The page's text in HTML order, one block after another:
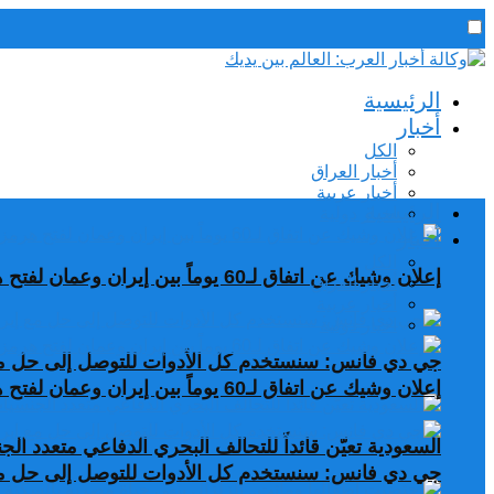
رئيس التحرير / د. اسماعيل الجنابي
الخميس,6 أغسطس, 2026الرئيسية
أخبار
الكل
أخبار العراق
أخبار عربية
إعلان وشيك عن اتفاق لـ60 يوماً بين إيران وعمان لفتح هرمز
جي دي فانس: سنستخدم كل الأدوات للتوصل إلى حل
السعودية تعيّن قائداً للتحالف البحري الدفاعي متعدد
الرئيسية
أخبار
أخبار العراق
إعلان وشيك عن اتفاق لـ60 يوماً بين إيران وعمان لفتح هرمز
جي دي فانس: سنستخدم كل الأدوات للتوصل إلى حل